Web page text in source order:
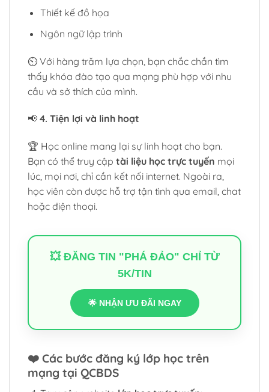
Thiết kế đồ họa
Ngôn ngữ lập trình
⏲️ Với hàng trăm lựa chọn, bạn chắc chắn tìm
thấy khóa đào tạo qua mạng phù hợp với nhu
cầu và sở thích của mình.
📢 4. Tiện lợi và linh hoạt
🏆 Học online mang lại sự linh hoạt cho bạn.
Bạn có thể truy cập tài liệu học trực tuyến mọi
lúc, mọi nơi, chỉ cần kết nối internet. Ngoài ra,
học viên còn được hỗ trợ tận tình qua email, chat
hoặc điện thoại.
💥 ĐĂNG TIN "PHÁ ĐẢO" CHỈ TỪ
5K/TIN
🌟 NHẬN ƯU ĐÃI NGAY
❤️ Các bước đăng ký lớp học trên
mạng tại QCBDS